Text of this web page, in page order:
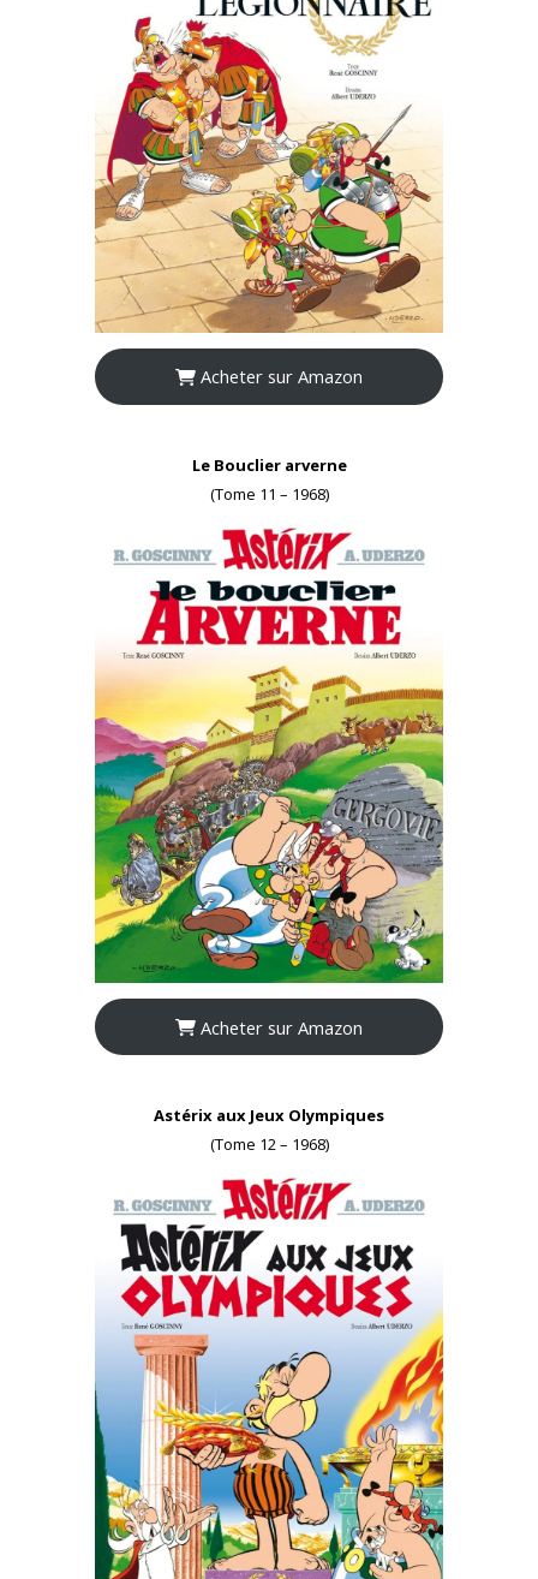
Acheter sur Amazon
Le Bouclier arverne
(Tome 11 – 1968)
Acheter sur Amazon
Astérix aux Jeux Olympiques
(Tome 12 – 1968)